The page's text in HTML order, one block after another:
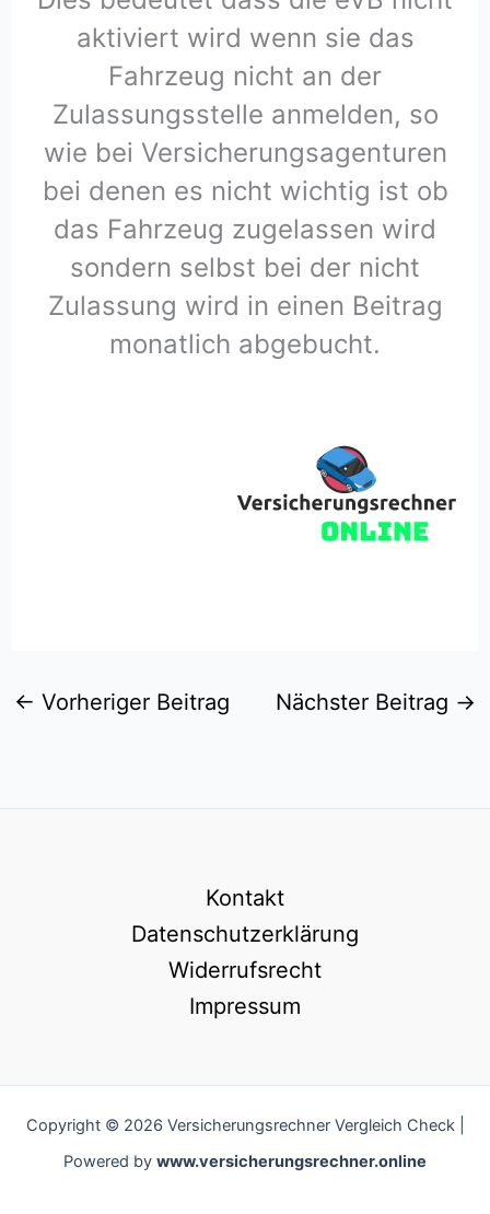
aktiviert wird wenn sie das
Fahrzeug nicht an der
Zulassungsstelle anmelden, so
wie bei Versicherungsagenturen
bei denen es nicht wichtig ist ob
das Fahrzeug zugelassen wird
sondern selbst bei der nicht
Zulassung wird in einen Beitrag
monatlich abgebucht.
← Vorheriger Beitrag Nächster Beitrag →
Kontakt
Datenschutzerklärung
Widerrufsrecht
Impressum
Copyright © 2026 Versicherungsrechner Vergleich Check |
Powered by www.versicherungsrechner.online